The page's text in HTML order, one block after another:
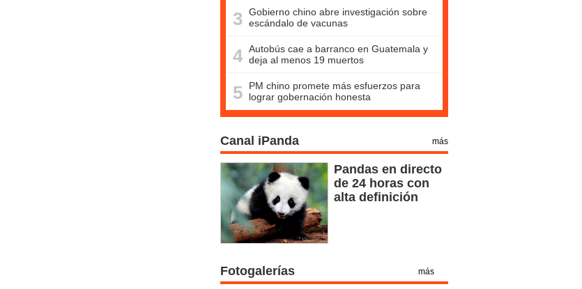
3 Gobierno chino abre investigación sobre
escándalo de vacunas
4 Autobús cae a barranco en Guatemala y
deja al menos 19 muertos
5
PM chino promete más esfuerzos para
lograr gobernación honesta
Canal iPanda más
Pandas en directo
de 24 horas con
alta definición
Fotogalerías más